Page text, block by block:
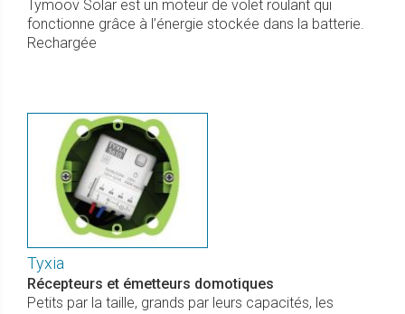
Tymoov Solar est un moteur de volet roulant qui
fonctionne grâce à l’énergie stockée dans la batterie.
Rechargée
Tyxia
Récepteurs et émetteurs domotiques
Petits par la taille, grands par leurs capacités, les